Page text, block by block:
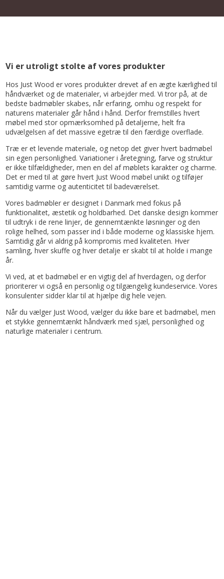
Vi er utroligt stolte af vores produkter
Hos Just Wood er vores produkter drevet af en ægte kærlighed til
håndværket og de materialer, vi arbejder med. Vi tror på, at de
bedste badmøbler skabes, når erfaring, omhu og respekt for
naturens materialer går hånd i hånd. Derfor fremstilles hvert
møbel med stor opmærksomhed på detaljerne, helt fra
udvælgelsen af det massive egetræ til den færdige overflade.
Træ er et levende materiale, og netop det giver hvert badmøbel
sin egen personlighed. Variationer i åretegning, farve og struktur
er ikke tilfældigheder, men en del af møblets karakter og charme.
Det er med til at gøre hvert Just Wood møbel unikt og tilføjer
samtidig varme og autenticitet til badeværelset.
Vores badmøbler er designet i Danmark med fokus på
funktionalitet, æstetik og holdbarhed. Det danske design kommer
til udtryk i de rene linjer, de gennemtænkte løsninger og den
rolige helhed, som passer ind i både moderne og klassiske hjem.
Samtidig går vi aldrig på kompromis med kvaliteten. Hver
samling, hver skuffe og hver detalje er skabt til at holde i mange
år.
Vi ved, at et badmøbel er en vigtig del af hverdagen, og derfor
prioriterer vi også en personlig og tilgængelig kundeservice. Vores
konsulenter sidder klar til at hjælpe dig hele vejen.
Når du vælger Just Wood, vælger du ikke bare et badmøbel, men
et stykke gennemtænkt håndværk med sjæl, personlighed og
naturlige materialer i centrum.